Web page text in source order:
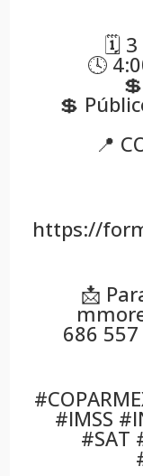
🗓️ 3
🕓
💲
📍
https://
📩
686
#IMSS
#SAT